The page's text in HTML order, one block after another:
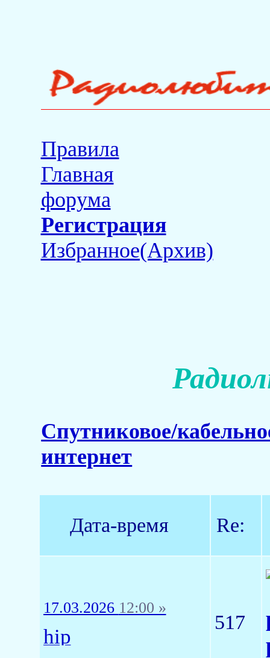
Правила
Главная
форума
Регистрация
Избранное(Архив)
Спутниковое/
интернет
Дата-время Re:
17.03.2026 12:00 »
hip
517